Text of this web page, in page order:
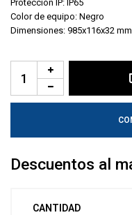
Protección IP: IP65
Color de equipo: Negro
Dimensiones: 985x116x32 mm
Descuentos al
CANTIDAD